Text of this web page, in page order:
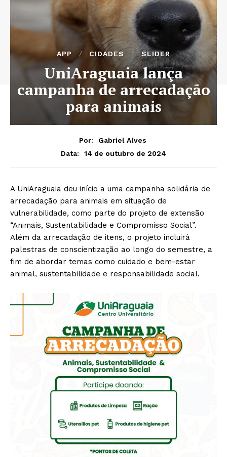
APP CIDADES SLIDER
UniAraguaia lança
campanha de arrecadação
para animais
Por:
Gabriel Alves
Data:
14 de outubro de 2024
A UniAraguaia deu início a uma campanha solidária de
arrecadação para animais em situação de
vulnerabilidade, como parte do projeto de extensão
“Animais, Sustentabilidade e Compromisso Social”.
Além da arrecadação de itens, o projeto incluirá
palestras de conscientização ao longo do semestre, a
fim de abordar temas como cuidado e bem-estar
animal, sustentabilidade e responsabilidade social.